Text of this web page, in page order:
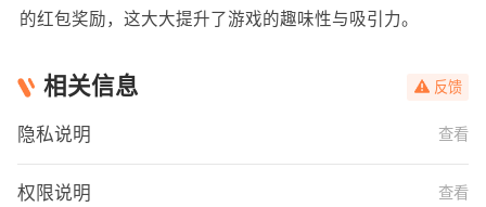
的红包奖励，这大大提升了游戏的趣味性与吸引力。
相关信息 反馈
隐私说明 查看
权限说明 查看